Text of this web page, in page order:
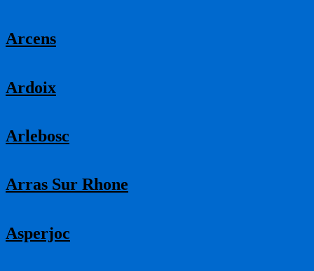
Arcens
Ardoix
Arlebosc
Arras Sur Rhone
Asperjoc